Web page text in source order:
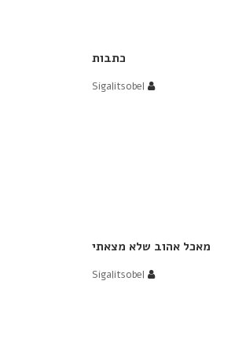
כתבות
Sigalitsobel
מאכל אהוב שלא מצאתי
Sigalitsobel